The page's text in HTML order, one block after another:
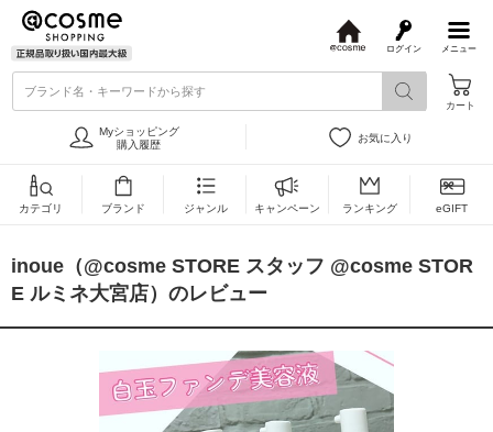
メニュー
ログイン
s
ブランド名・キーワードから探す
カート
Myショッピング
購入履歴
お気に入り
カテゴリ ブランド ジャンル キャンペーン ランキング eGIFT
inoue（@cosme STORE スタッフ @cosme STOR
E ルミネ大宮店）のレビュー